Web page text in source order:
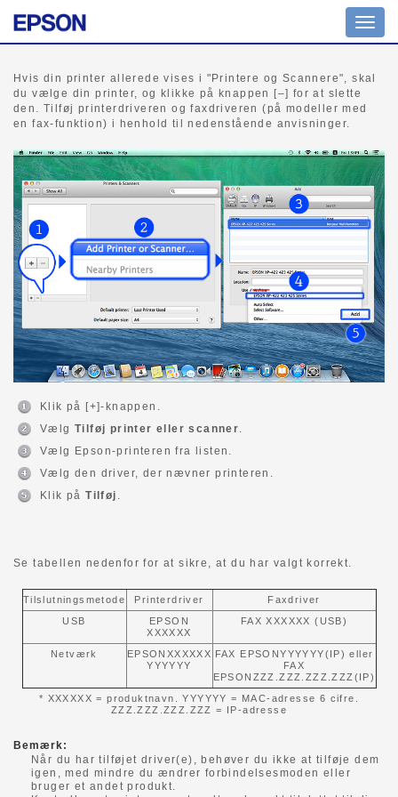
Skift
Hvis din printer allerede vises i "Printere og Scannere", skal
du vælge din printer, og klikke på knappen [–] for at slette
den. Tilføj printerdriveren og faxdriveren (på modeller med
en fax-funktion) i henhold til nedenstående anvisninger.
Klik på [+]-knappen.
Vælg Tilføj printer eller scanner
Vælg Epson-printeren fra listen.
Vælg den driver, der nævner printeren.
Klik påTilføj
Se tabellen nedenfor for at sikre, at du har valgt korrekt.
Tilslutningsmetode Printerdriver
Faxdriver
USB
EPSON
XXXXXX
FAX XXXXXX (USB)
Netværk
EPSONXXXXXX
YYYYYY
FAX EPSONYYYYYY(IP) eller
FAX
EPSONZZZ.ZZZ.ZZZ.ZZZ(IP)
* XXXXXX = produktnavn. YYYYYY = MAC-adresse 6 cifre.
ZZZ.ZZZ.ZZZ.ZZZ = IP-adresse
Bemærk:
Når du har tilføjet driver(e), behøver du ikke at tilføje dem
igen, med mindre du ændrer forbindelsesmoden eller
bruger et andet produkt.